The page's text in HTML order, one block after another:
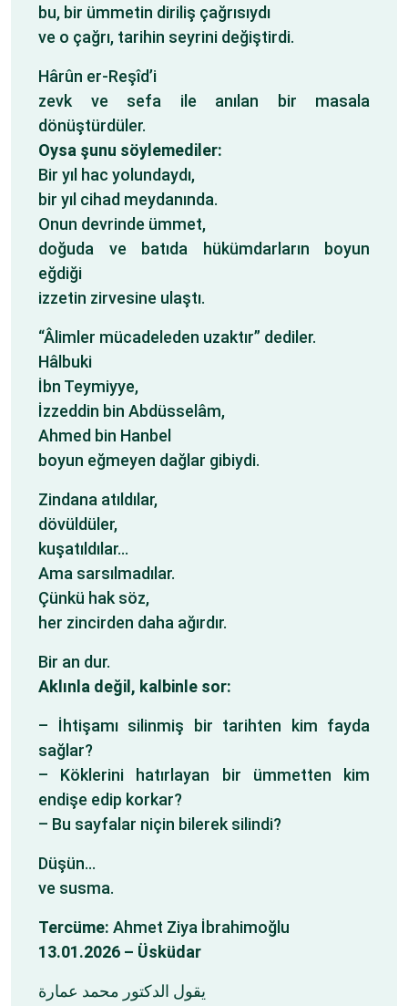
bu, bir ümmetin diriliş çağrısıydı
ve o çağrı, tarihin seyrini değiştirdi.
Hârûn er-Reşîd’i
zevk ve sefa ile anılan bir masala
dönüştürdüler.
Oysa şunu söylemediler:
Bir yıl hac yolundaydı,
bir yıl cihad meydanında.
Onun devrinde ümmet,
doğuda ve batıda hükümdarların boyun
eğdiği
izzetin zirvesine ulaştı.
“Âlimler mücadeleden uzaktır” dediler.
Hâlbuki
İbn Teymiyye,
İzzeddin bin Abdüsselâm,
Ahmed bin Hanbel
boyun eğmeyen dağlar gibiydi.
Zindana atıldılar,
dövüldüler,
kuşatıldılar…
Ama sarsılmadılar.
Çünkü hak söz,
her zincirden daha ağırdır.
Bir an dur.
Aklınla değil, kalbinle sor:
– İhtişamı silinmiş bir tarihten kim fayda
sağlar?
– Köklerini hatırlayan bir ümmetten kim
endişe edip korkar?
– Bu sayfalar niçin bilerek silindi?
Düşün…
ve susma.
Tercüme: Ahmet Ziya İbrahimoğlu
13.01.2026 – Üsküdar
يقول الدكتور محمد عمارة